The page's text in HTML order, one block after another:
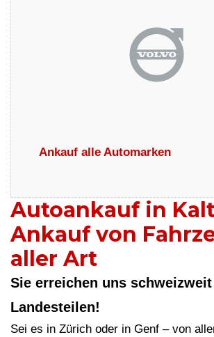
Ankauf alle Automarken
Autoankauf in
Ankauf von
aller Art
Sie erreichen uns
Landesteilen!
Sei es in Zürich oder in Genf – von